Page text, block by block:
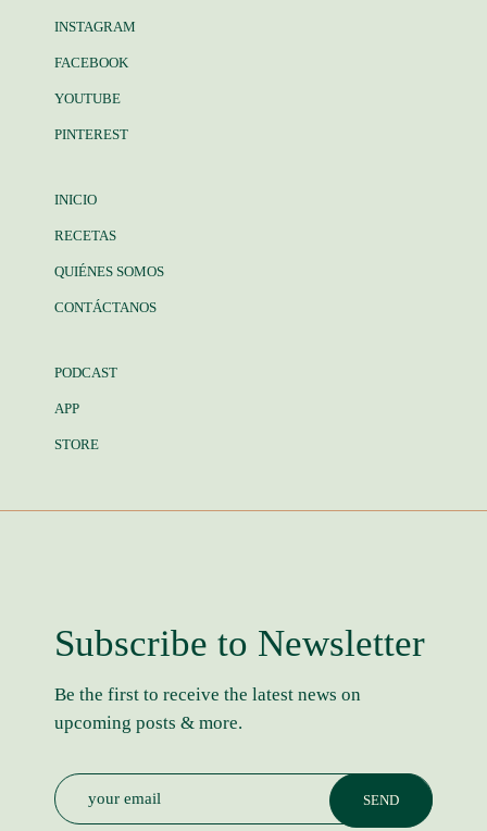
INSTAGRAM
FACEBOOK
YOUTUBE
PINTEREST
INICIO
RECETAS
QUIÉNES SOMOS
CONTÁCTANOS
PODCAST
APP
STORE
Subscribe to Newsletter
Be the first to receive the latest news on
upcoming posts & more.